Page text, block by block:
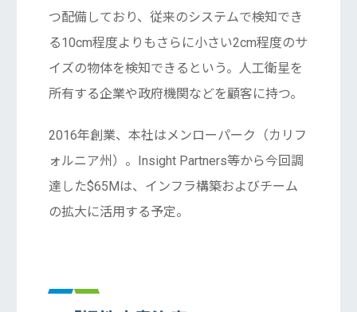
つ配備しており、従来のシステムで検知でき
る10cm程度よりもさらに小さい2cm程度のサ
イズの物体を検知できるという。人工衛星を
所有する企業や政府機関などを顧客に持つ。
2016年創業、本社はメンローパーク（カリフ
ォルニア州）。Insight Partners等から今回調
達した$65Mは、インフラ構築およびチーム
の拡大に活用する予定。